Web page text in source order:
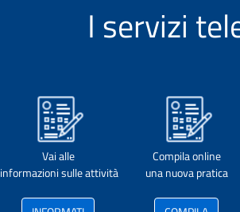
I servizi
Vai alle
informazioni sulle attività
Compila online
una nuova pratica